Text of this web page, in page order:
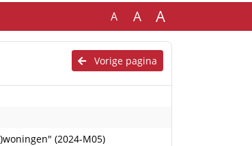
A A A
Vorige pagina
(2024-M05)